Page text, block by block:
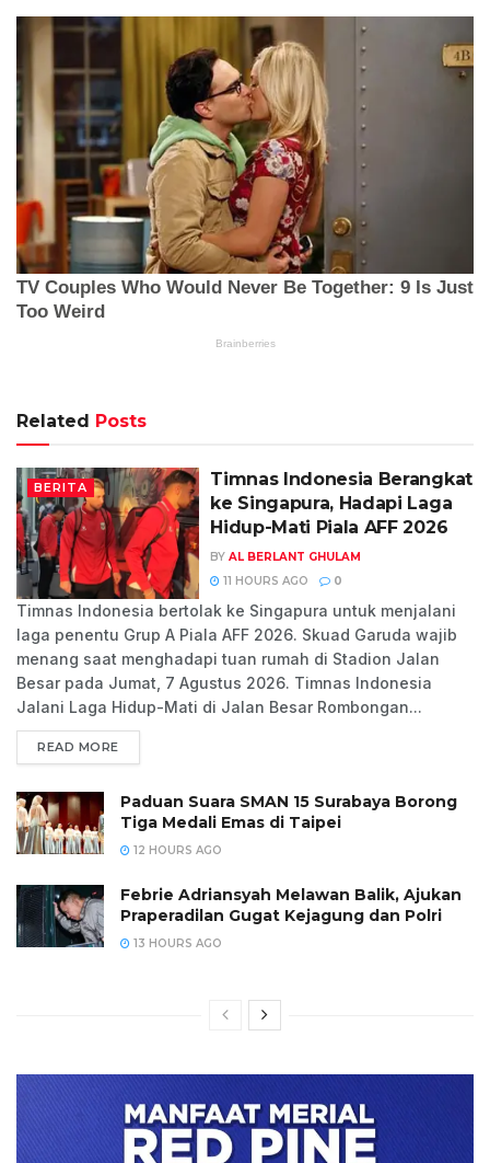
Related Posts
BERITA
Timnas Indonesia Berangkat
ke Singapura, Hadapi Laga
Hidup-Mati Piala AFF 2026
BY AL BERLANT GHULAM
11 HOURS AGO
0
Timnas Indonesia bertolak ke Singapura untuk menjalani
laga penentu Grup A Piala AFF 2026. Skuad Garuda wajib
menang saat menghadapi tuan rumah di Stadion Jalan
Besar pada Jumat, 7 Agustus 2026. Timnas Indonesia
Jalani Laga Hidup-Mati di Jalan Besar Rombongan...
READ MORE
Paduan Suara SMAN 15 Surabaya Borong
Tiga Medali Emas di Taipei
12 HOURS AGO
Febrie Adriansyah Melawan Balik, Ajukan
Praperadilan Gugat Kejagung dan Polri
13 HOURS AGO